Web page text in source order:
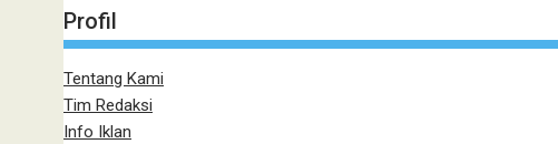
Profil
Tentang Kami
Tim Redaksi
Info Iklan